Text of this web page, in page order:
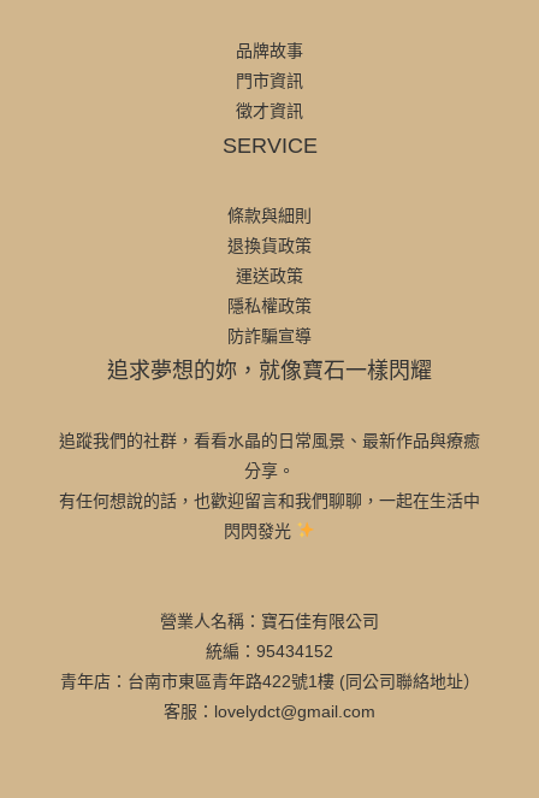
品牌故事
門市資訊
徵才資訊
SERVICE
條款與細則
退換貨政策
運送政策
隱私權政策
防詐騙宣導
追求夢想的妳，就像寶石一樣閃耀
追蹤我們的社群，看看水晶的日常風景、最新作品與療癒
分享。
有任何想說的話，也歡迎留言和我們聊聊，一起在生活中
閃閃發光
營業人名稱：寶石佳有限公司
統編：95434152
青年店：台南市東區青年路422號1樓 (同公司聯絡地址）
客服：lovelydct@gmail.com